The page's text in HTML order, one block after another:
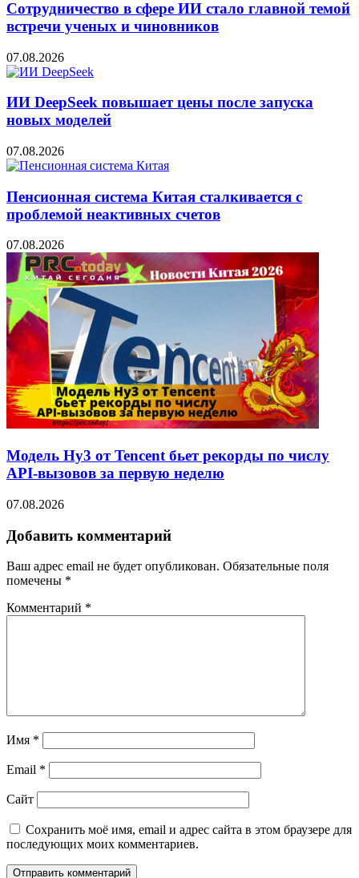
Сотрудничество в сфере ИИ стало главной темой
встречи ученых и чиновников
07.08.2026
ИИ DeepSeek повышает цены после запуска
новых моделей
07.08.2026
Пенсионная система Китая сталкивается с
проблемой неактивных счетов
07.08.2026
Модель Hy3 от Tencent бьет рекорды по числу
API-вызовов за первую неделю
07.08.2026
Добавить комментарий
Ваш адрес email не будет опубликован. Обязательные поля
помечены *
Комментарий *
Имя *
Email *
Сайт
Сохранить моё имя, email и адрес сайта в этом браузере для
последующих моих комментариев.